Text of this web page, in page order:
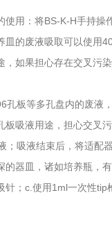
使用：将BS-K-H手持操
皿的废液吸取可以使用
，如果担心存在交叉污
孔板等多孔盘内的废液
板吸液用途，担心交叉
；吸液结束后，将适配
的器皿，诸如培养瓶，
针；c.使用1ml一次性tip